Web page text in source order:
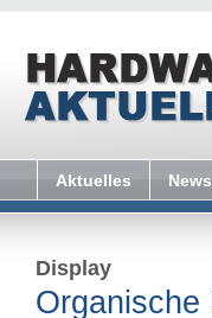
Aktuelles News
Display
Organische